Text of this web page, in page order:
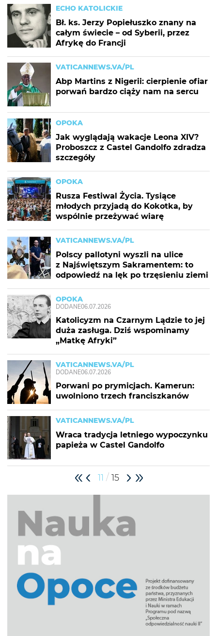
ECHO KATOLICKIE
Bł. ks. Jerzy Popiełuszko znany na
całym świecie – od Syberii, przez
Afrykę do Francji
VATICANNEWS.VA/PL
Abp Martins z Nigerii: cierpienie ofiar
porwań bardzo ciąży nam na sercu
OPOKA
Jak wyglądają wakacje Leona XIV?
Proboszcz z Castel Gandolfo zdradza
szczegóły
OPOKA
Rusza Festiwal Życia. Tysiące
młodych przyjadą do Kokotka, by
wspólnie przeżywać wiarę
VATICANNEWS.VA/PL
Polscy pallotyni wyszli na ulice
z Najświętszym Sakramentem: to
odpowiedź na lęk po trzęsieniu ziemi
OPOKA
DODANE06.07.2026
Katolicyzm na Czarnym Lądzie to jej
duża zasługa. Dziś wspominamy
„Matkę Afryki”
VATICANNEWS.VA/PL
DODANE06.07.2026
Porwani po prymicjach. Kamerun:
uwolniono trzech franciszkanów
VATICANNEWS.VA/PL
Wraca tradycja letniego wypoczynku
papieża w Castel Gandolfo
11 / 15